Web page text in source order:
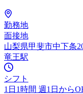
勤務地
面接地
山梨県甲斐市中下条
竜王駅
シフト
1日1時間 週1日から